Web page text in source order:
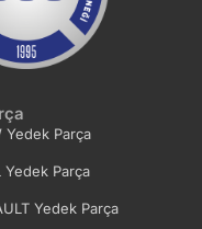
Müşürü
Su Depo Kapağı
Yedek Parça
Yedek Parça
Yedek Parça